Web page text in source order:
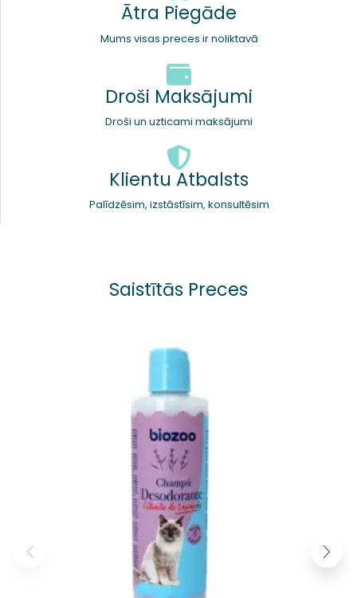
Ātra Piegāde
Mums visas preces ir noliktavā
Droši Maksājumi
Droši un uzticami maksājumi
Klientu Atbalsts
Palīdzēsim, izstāstīsim, konsultēsim
Saistītās Preces